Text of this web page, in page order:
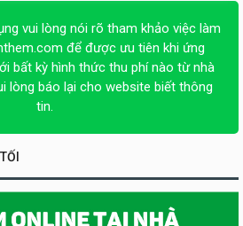
vui lòng nói rõ tham khảo việc làm
để được ưu tiên khi ứng
bất kỳ hình thức thu phí nào từ nhà
lòng báo lại cho website biết thông
tin.